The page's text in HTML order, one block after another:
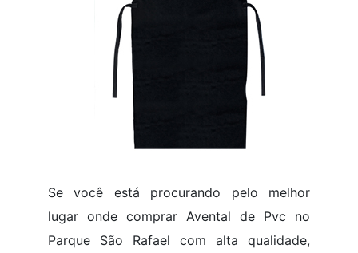
Se você está procurando pelo melhor
lugar onde comprar Avental de Pvc no
Parque São Rafael com alta qualidade,